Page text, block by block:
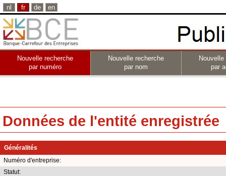
nl fr de en
Nouvelle recherche
par numéro
Nouvelle recherche
par nom
par
Données de l'entité enregistrée
Généralités
Numéro d'entreprise:
Statut: